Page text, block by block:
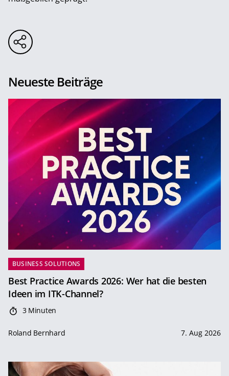
Neueste Beiträge
BUSINESS SOLUTIONS
Best Practice Awards 2026: Wer hat die besten
Ideen im ITK-Channel?
3 Minuten
Roland Bernhard 7. Aug 2026